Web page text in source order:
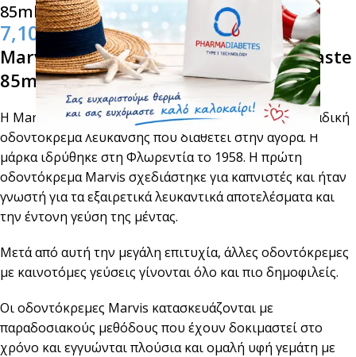
85ml
7,10€
Marvis Aquatic Mint & Xylitol Toothpaste
85ml
Η Marvis είναι μάρκα γνωστή παγκοσμίως με τη μοναδική
οδοντόκρεμα λεύκανσης που διαθέτει στην αγορά. Η
μάρκα ιδρύθηκε στη Φλωρεντία το 1958. Η πρώτη
οδοντόκρεμα Marvis σχεδιάστηκε για καπνιστές και ήταν
γνωστή για τα εξαιρετικά λευκαντικά αποτελέσματα και
την έντονη γεύση της μέντας.
Μετά από αυτή την μεγάλη επιτυχία, άλλες οδοντόκρεμες
με καινοτόμες γεύσεις γίνονται όλο και πιο δημοφιλείς.
Οι οδοντόκρεμες Marvis κατασκευάζονται με
παραδοσιακούς μεθόδους που έχουν δοκιμαστεί στο
χρόνο και εγγυώνται πλούσια και ομαλή υφή γεμάτη με